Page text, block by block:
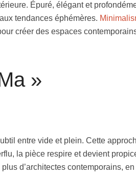
Épuré, élégant et
tendances éphémères.
créer des espaces
»
entre vide et plein. Cette
la pièce respire et devient
d’architectes contemporains, en